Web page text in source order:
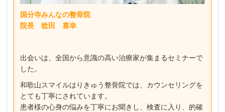
国分寺みんなの整骨院
院長 稔田 喜幸
出会いは、全国から意識の高い治療家が集まるセミナーで
した。
和歌山スマイルはりきゅう整骨院では、カウンセリングを
とても丁寧にされています。
患者様の心身の悩みを丁寧にお聞きし、検査に入り、的確